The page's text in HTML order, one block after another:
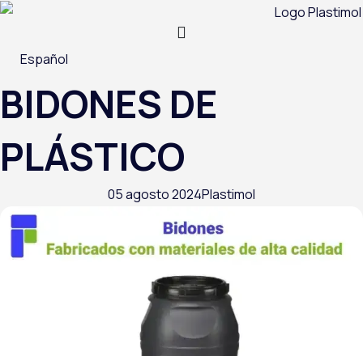
Ir
contenido
Español
BIDONES DE
PLÁSTICO
05 agosto 2024Plastimol